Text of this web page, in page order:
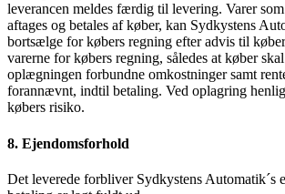
leverancen meldes færdig til levering. Varer
aftages og betales af køber, kan Sydkystens
bortsælge for købers regning efter advis til
varerne for købers regning, således at køber
oplægningen forbundne omkostninger samt
forannævnt, indtil betaling. Ved oplagring
købers risiko.
8. Ejendomsforhold
Det leverede forbliver Sydkystens Automatik´s